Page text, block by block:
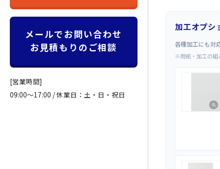
メールでお問い合わせ
お見積もりのご相談
[営業時間]
09:00～17:00 / 休業日：土・日・祝日
加工オプシ
各種加工にも対
※用紙・加工の組
zoom_in